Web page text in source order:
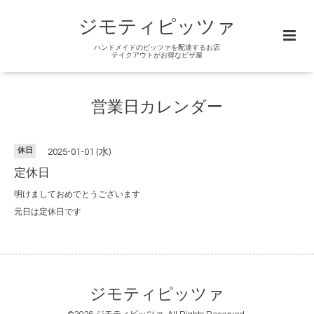
ジモティピッツァ
ハンドメイドのピッツァを配達するお店
テイクアウトがお得なピザ屋
営業日カレンダー
休日 2025-01-01 (水)
定休日
明けましておめでとうございます
元日は定休日です
ジモティピッツァ